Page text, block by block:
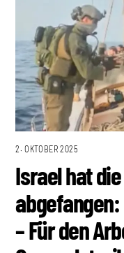
2. OKTOBER 2025
Israel hat
– Für den